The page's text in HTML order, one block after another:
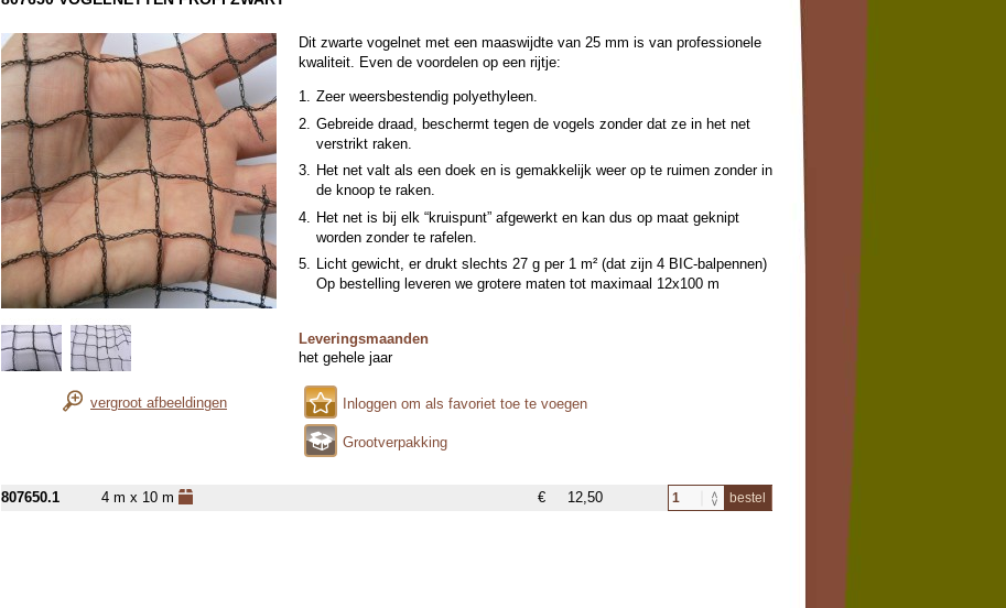
vergroot afbeeldingen
Dit zwarte vogelnet met een maaswijdte van 25 mm is van professionele
kwaliteit. Even de voordelen op een rijtje:
Zeer weersbestendig polyethyleen.
Gebreide draad, beschermt tegen de vogels zonder dat ze in het net
verstrikt raken.
Het net valt als een doek en is gemakkelijk weer op te ruimen zonder in
de knoop te raken.
Het net is bij elk “kruispunt” afgewerkt en kan dus op maat geknipt
worden zonder te rafelen.
Licht gewicht, er drukt slechts 27 g per 1 m² (dat zijn 4 BIC-balpennen)
Op bestelling leveren we grotere maten tot maximaal 12x100 m
Leveringsmaanden
het gehele jaar
Inloggen om als favoriet toe te voegen
Grootverpakking
807650.1 4 m x 10 m € 12,50 bestel